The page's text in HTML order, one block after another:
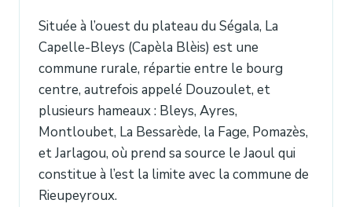
Située à l’ouest du plateau du Ségala, La
Capelle-Bleys (Capèla Blèis) est une
commune rurale, répartie entre le bourg
centre, autrefois appelé Douzoulet, et
plusieurs hameaux : Bleys, Ayres,
Montloubet, La Bessarède, la Fage, Pomazès,
et Jarlagou, où prend sa source le Jaoul qui
constitue à l’est la limite avec la commune de
Rieupeyroux.